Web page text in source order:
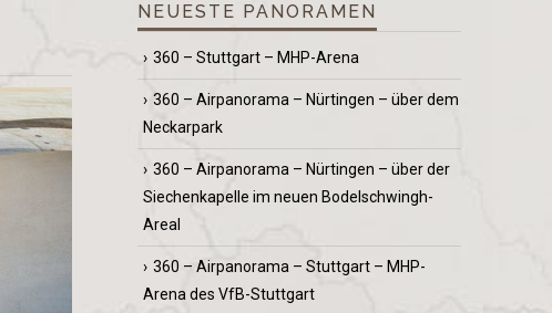
NEUESTE PANORAMEN
360 – Stuttgart – MHP-Arena
360 – Airpanorama – Nürtingen – über dem
Neckarpark
360 – Airpanorama – Nürtingen – über der
Siechenkapelle im neuen Bodelschwingh-
Areal
360 – Airpanorama – Stuttgart – MHP-
Arena des VfB-Stuttgart